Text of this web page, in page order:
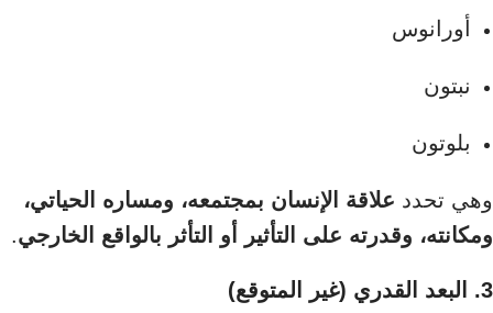
أورانوس
نبتون
بلوتون
وهي تحدد علاقة الإنسان بمجتمعه، ومساره الحياتي،
ومكانته، وقدرته على التأثير أو التأثر بالواقع الخارجي.
3. البعد القدري (غير المتوقع)